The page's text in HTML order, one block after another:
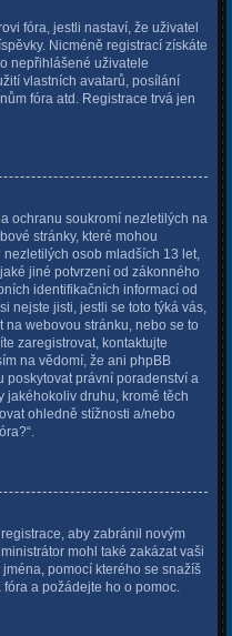
fóra, jestli nastaví, že uživatel
Nicméně registrací získáte
nepřihlášené uživatele
vlastních avatarů, posílání
fóra atd. Registrace trvá jen
ochranu soukromí nezletilých na
stránky, které mohou
osob mladších 13 let,
jiné potvrzení od zákonného
identifikačních informací od
nejste jisti, jestli se toto týká vás,
webovou stránku, nebo se to
zaregistrovat, kontaktujte
na vědomí, že ani phpBB
poskytovat právní poradenství a
jakéhokoliv druhu, kromě těch
ohledně stížnosti a/nebo
aby zabránil novým
mohl také zakázat vaši
pomocí kterého se snažíš
a požádejte ho o pomoc.